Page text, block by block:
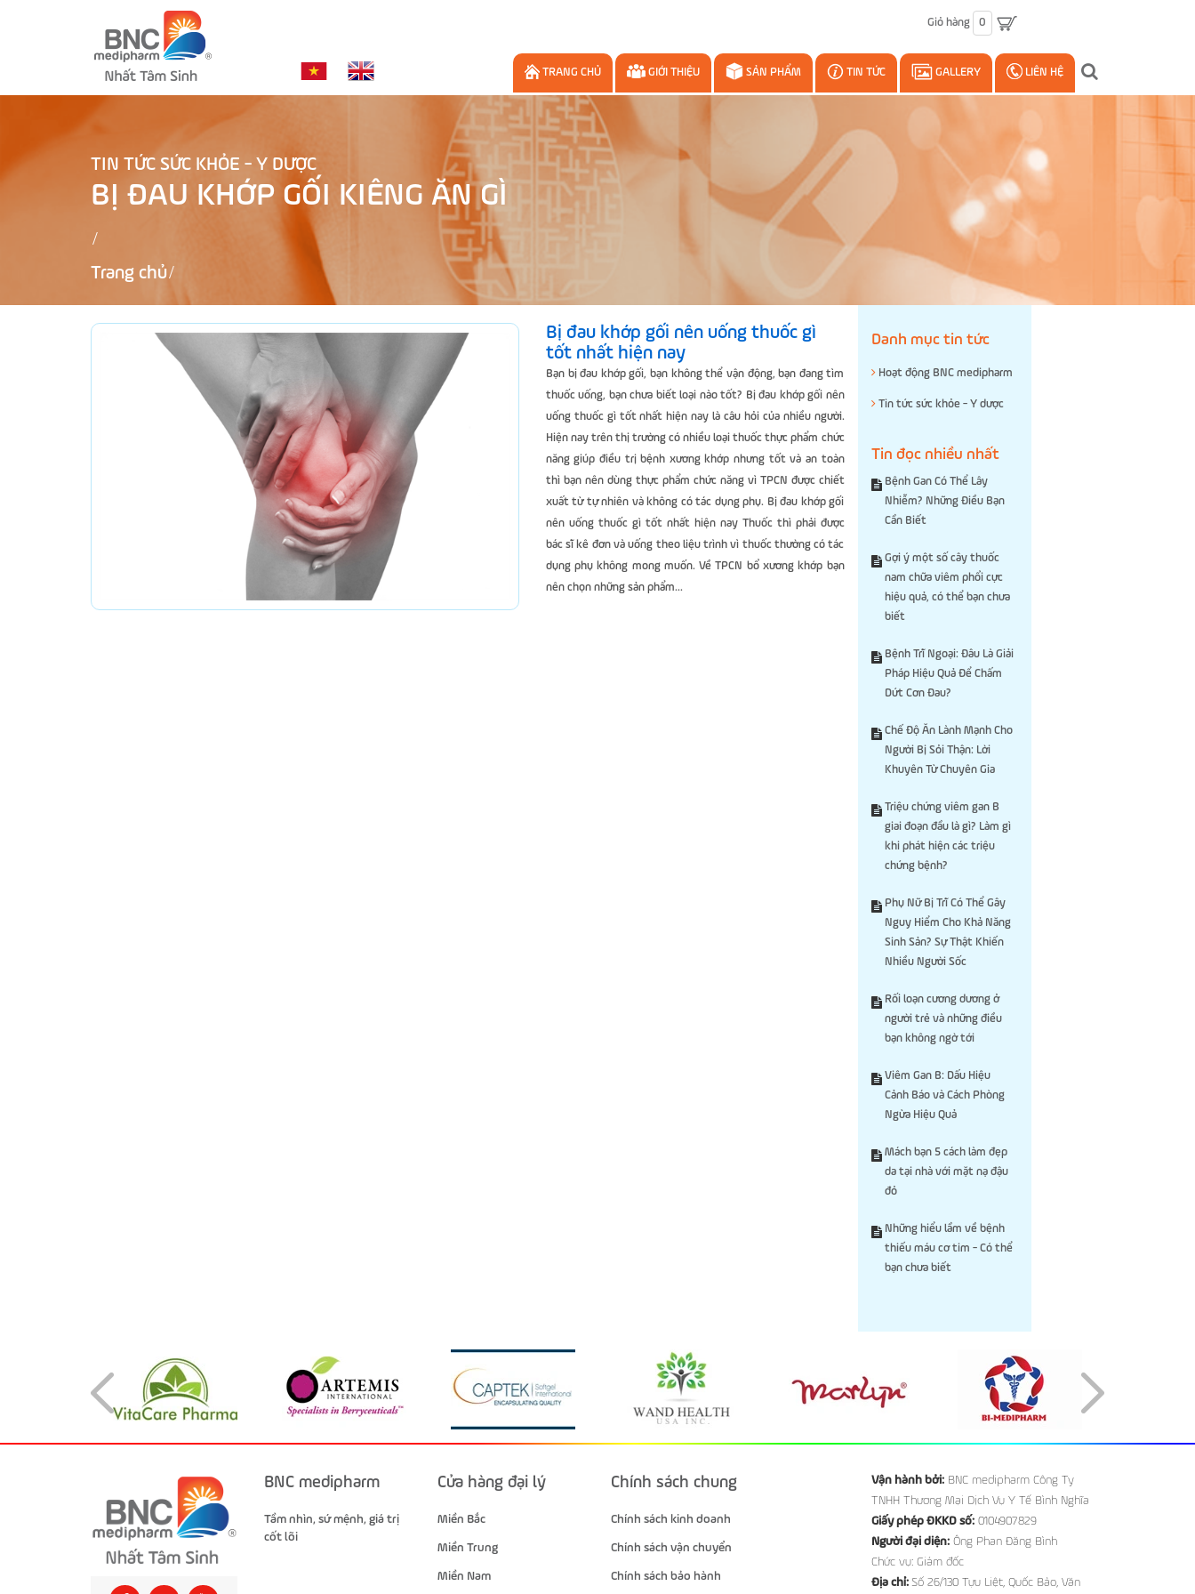
Giỏ hàng 0
TRANG CHỦ GIỚI THIỆU SẢN PHẨM TIN TỨC GALLERY LIÊN HỆ
TIN TỨC SỨC KHỎE - Y DƯỢC
BỊ ĐAU KHỚP GỐI KIÊNG ĂN GÌ
Trang chủ
Bị đau khớp gối nên uống thuốc gì
tốt nhất hiện nay
Bạn bị đau khớp gối, bạn không thể vận động, bạn đang tìm
thuốc uống, bạn chưa biết loại nào tốt? Bị đau khớp gối nên
uống thuốc gì tốt nhất hiện nay là câu hỏi của nhiều người.
Hiện nay trên thị trường có nhiều loại thuốc thực phẩm chức
năng giúp điều trị bệnh xương khớp nhưng tốt và an toàn
thì bạn nên dùng thực phẩm chức năng vì TPCN được chiết
xuất từ tự nhiên và không có tác dụng phụ. Bị đau khớp gối
nên uống thuốc gì tốt nhất hiện nay Thuốc thì phải được
bác sĩ kê đơn và uống theo liệu trình vì thuốc thường có tác
dụng phụ không mong muốn. Về TPCN bổ xương khớp bạn
nên chọn những sản phẩm...
Danh mục tin tức
Hoạt động BNC medipharm
Tin tức sức khỏe - Y dược
Tin đọc nhiều nhất
Bệnh Gan Có Thể Lây
Nhiễm? Những Điều Bạn
Cần Biết
Gợi ý một số cây thuốc
nam chữa viêm phổi cực
hiệu quả, có thể bạn chưa
biết
Bệnh Trĩ Ngoại: Đâu Là Giải
Pháp Hiệu Quả Để Chấm
Dứt Cơn Đau?
Chế Độ Ăn Lành Mạnh Cho
Người Bị Sỏi Thận: Lời
Khuyên Từ Chuyên Gia
Triệu chứng viêm gan B
giai đoạn đầu là gì? Làm gì
khi phát hiện các triệu
chứng bệnh?
Phụ Nữ Bị Trĩ Có Thể Gây
Nguy Hiểm Cho Khả Năng
Sinh Sản? Sự Thật Khiến
Nhiều Người Sốc
Rối loạn cương dương ở
người trẻ và những điều
bạn không ngờ tới
Viêm Gan B: Dấu Hiệu
Cảnh Báo và Cách Phòng
Ngừa Hiệu Quả
Mách bạn 5 cách làm đẹp
da tại nhà với mặt nạ đậu
đỏ
Những hiểu lầm về bệnh
thiếu máu cơ tim - Có thể
bạn chưa biết
BNC medipharm
Tầm nhìn, sứ mệnh, giá trị
cốt lõi
Cửa hàng đại lý
Miền Bắc
Miền Trung
Miền Nam
Chính sách chung
Chính sách kinh doanh
Chính sách vận chuyển
Chính sách bảo hành
Vận hành bởi: BNC medipharm Công Ty
TNHH Thương Mại Dịch Vụ Y Tế Bình Nghĩa
Giấy phép ĐKKD số: 0104907829
Người đại diện: Ông Phan Đăng Bình
Chức vụ: Giám đốc
Địa chỉ: Số 26/130 Tựu Liệt, Quốc Bảo, Văn